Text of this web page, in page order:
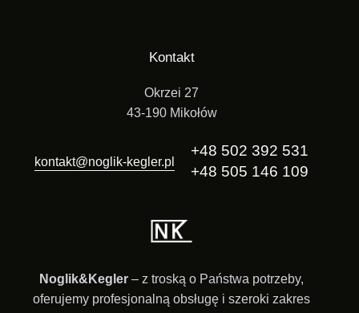
Kontakt
Okrzei 27
43-190 Mikołów
kontakt@noglik-kegler.pl
+48 502 392 531
+48 505 146 109
Noglik&Kegler – z troską o Państwa potrzeby,
oferujemy profesjonalną obsługę i szeroki zakres